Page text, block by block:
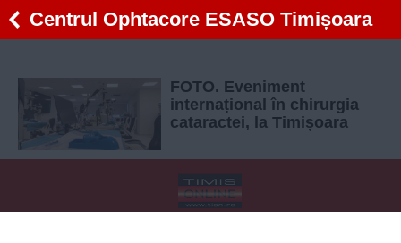
Centrul Ophtacore ESASO Timișoara
FOTO. Eveniment
internațional în chirurgia
cataractei, la Timișoara